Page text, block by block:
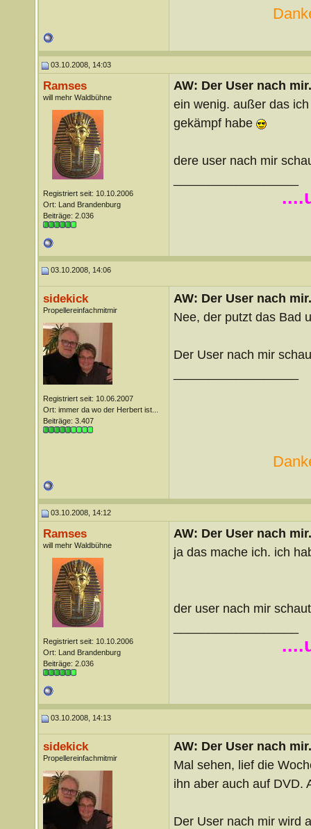
03.10.2008, 14:03
Ramses
will mehr Waldbühne
Registriert seit: 10.10.2006
Ort: Land Brandenburg
Beiträge: 2.036
AW: Der User nach
ein wenig. außer das
gekämpf habe
dere user nach mir
03.10.2008, 14:06
sidekick
Propellereinfachmitmir
Registriert seit: 10.06.2007
Ort: immer da wo der Herbert ist...
Beiträge: 3.407
AW: Der User nach
Nee, der putzt das Bad
Der User nach mir
03.10.2008, 14:12
Ramses
will mehr Waldbühne
Registriert seit: 10.10.2006
Ort: Land Brandenburg
Beiträge: 2.036
AW: Der User nach
ja das mache ich. ich
der user nach mir
03.10.2008, 14:13
sidekick
Propellereinfachmitmir
AW: Der User nach
Mal sehen, lief die
ihn aber auch auf DVD.
Der User nach mir wird